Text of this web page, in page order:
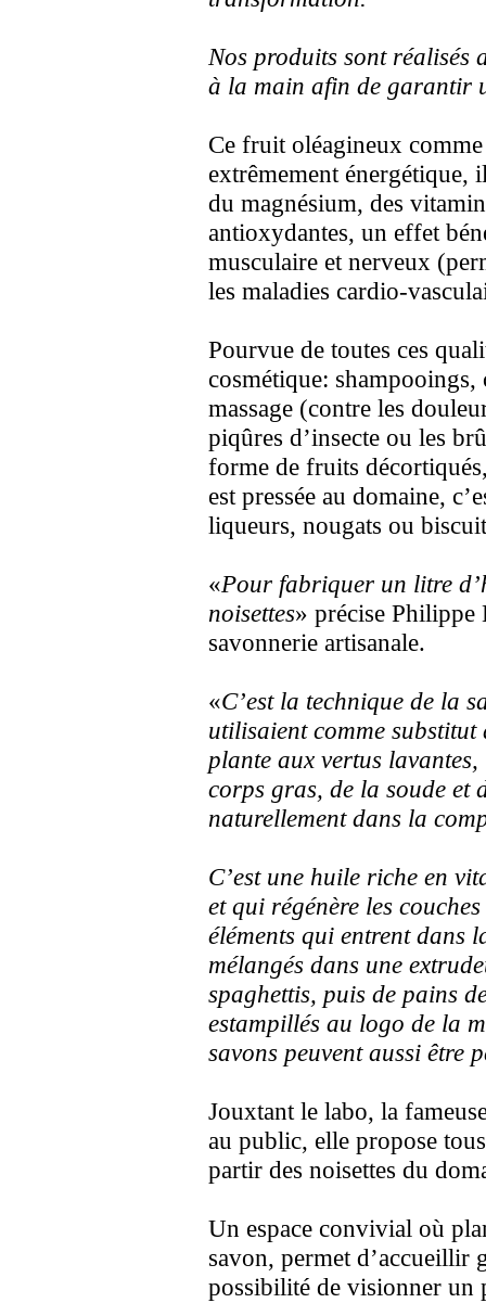
Nos produits sont réalisés
à la main afin de garantir
Ce fruit oléagineux
extrêmement énergétique,
du magnésium, des
antioxydantes, un effet
musculaire et nerveux
les maladies cardio-
Pourvue de toutes ces
cosmétique: shampooings,
massage (contre les
piqûres d’insecte ou les
forme de fruits
est pressée au domaine,
liqueurs, nougats ou
«Pour fabriquer un litre
noisettes» précise Philippe
savonnerie artisanale.
«C’est la technique de la
utilisaient comme
plante aux vertus
corps gras, de la soude et
naturellement dans la
C’est une huile riche en
et qui régénère les
éléments qui entrent dans
mélangés dans une
spaghettis, puis de pains
estampillés au logo de la
savons peuvent aussi être
Jouxtant le labo, la
au public, elle propose
partir des noisettes du
Un espace convivial où
savon, permet d’accueillir
possibilité de visionner un